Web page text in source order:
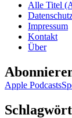
Alle Titel
Impressum
Kontakt
Über
Apple Podcasts